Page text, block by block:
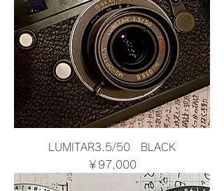
LUMITAR3.5/50 BLACK
価格
￥97,000